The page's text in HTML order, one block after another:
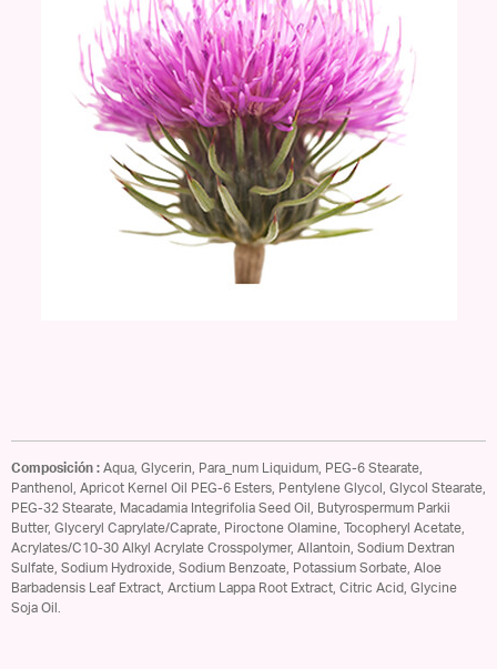
Composición : Aqua, Glycerin, Para_num Liquidum, PEG-6 Stearate,
Panthenol, Apricot Kernel Oil PEG-6 Esters, Pentylene Glycol, Glycol Stearate,
PEG-32 Stearate, Macadamia Integrifolia Seed Oil, Butyrospermum Parkii
Butter, Glyceryl Caprylate/Caprate, Piroctone Olamine, Tocopheryl Acetate,
Acrylates/C10-30 Alkyl Acrylate Crosspolymer, Allantoin, Sodium Dextran
Sulfate, Sodium Hydroxide, Sodium Benzoate, Potassium Sorbate, Aloe
Barbadensis Leaf Extract, Arctium Lappa Root Extract, Citric Acid, Glycine
Soja Oil.